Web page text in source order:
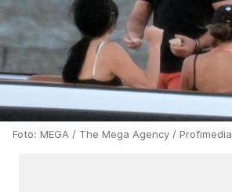
Foto: MEGA / The Mega Agency / Profimedia